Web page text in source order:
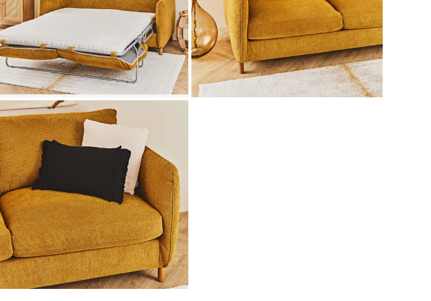
Zoomer sur l'image Zoomer sur l'image
Zoomer sur l'image